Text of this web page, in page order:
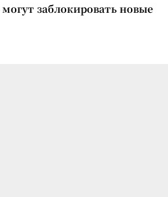
заблокировать новые